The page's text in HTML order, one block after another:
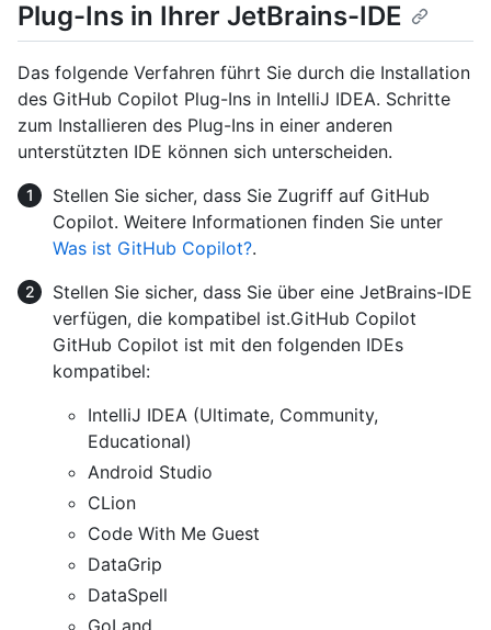
Plug-Ins in Ihrer JetBrains-IDE
Das folgende Verfahren führt Sie durch die Installation
des GitHub Copilot Plug-Ins in IntelliJ IDEA. Schritte
zum Installieren des Plug-Ins in einer anderen
unterstützten IDE können sich unterscheiden.
Stellen Sie sicher, dass Sie Zugriff auf GitHub
Copilot. Weitere Informationen finden Sie unter
Was ist GitHub Copilot?.
Stellen Sie sicher, dass Sie über eine JetBrains-IDE
verfügen, die kompatibel ist.GitHub Copilot
GitHub Copilot ist mit den folgenden IDEs
kompatibel:
IntelliJ IDEA (Ultimate, Community,
Educational)
Android Studio
CLion
Code With Me Guest
DataGrip
DataSpell
GoLand